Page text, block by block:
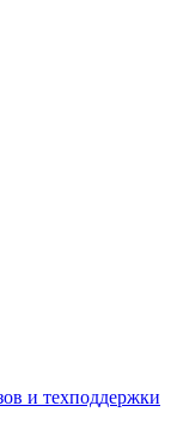
и техподдержки